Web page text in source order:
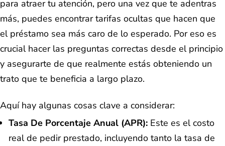
para atraer tu atención, pero una vez que te adentras
más, puedes encontrar tarifas ocultas que hacen que
el préstamo sea más caro de lo esperado. Por eso es
crucial hacer las preguntas correctas desde el principio
y asegurarte de que realmente estás obteniendo un
trato que te beneficia a largo plazo.
Aquí hay algunas cosas clave a considerar:
Tasa De Porcentaje Anual (APR): Este es el costo
real de pedir prestado, incluyendo tanto la tasa de